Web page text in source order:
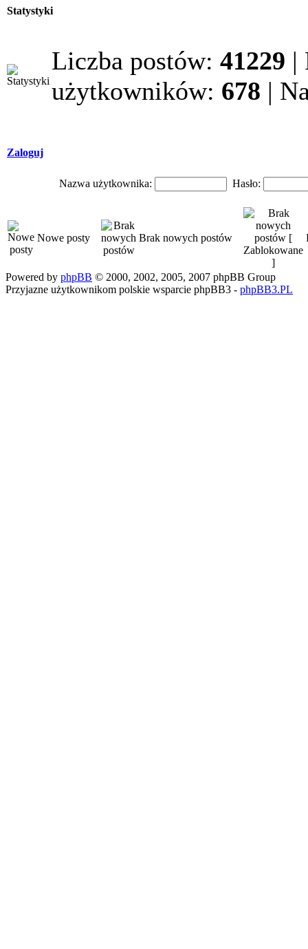
Statystyki
Liczba postów: 41229 |
użytkowników: 678 |
Zaloguj
Nazwa użytkownika: Hasło:
Nowe posty Brak nowych postów
Powered by phpBB © 2000, 2002, 2005, 2007 phpBB Group
Przyjazne użytkownikom polskie wsparcie phpBB3 - phpBB3.PL